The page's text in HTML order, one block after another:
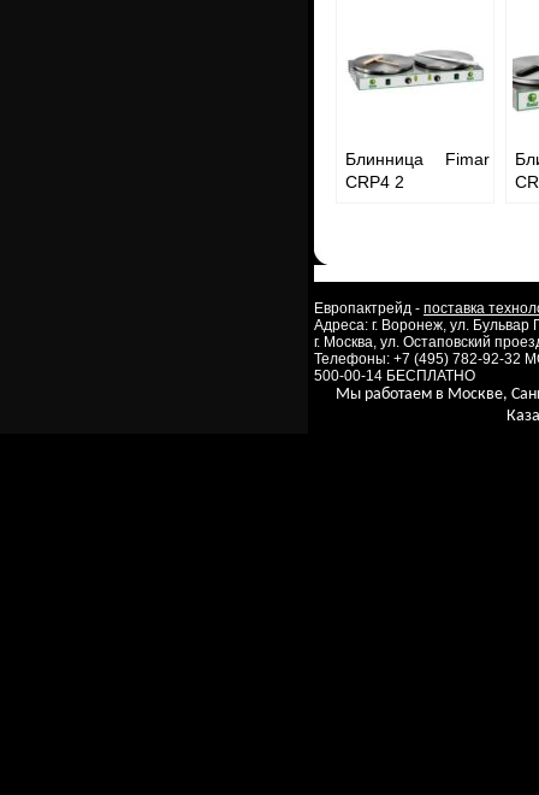
Блинница Fimar
CRP4 2
Европактрейд - поставка
Адреса: г. Воронеж, ул.
г. Москва, ул. Остаповский
Телефоны: +7 (495) 782-92-32
500-00-14 БЕСПЛАТНО
Мы работаем в Москве,